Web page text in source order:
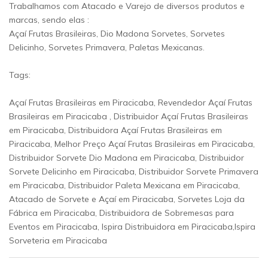
Trabalhamos com Atacado e Varejo de diversos produtos e
marcas, sendo elas :
Açaí Frutas Brasileiras, Dio Madona Sorvetes, Sorvetes
Delicinho, Sorvetes Primavera, Paletas Mexicanas.
Tags:
Açaí Frutas Brasileiras em Piracicaba, Revendedor Açaí Frutas
Brasileiras em Piracicaba , Distribuidor Açaí Frutas Brasileiras
em Piracicaba, Distribuidora Açaí Frutas Brasileiras em
Piracicaba, Melhor Preço Açaí Frutas Brasileiras em Piracicaba,
Distribuidor Sorvete Dio Madona em Piracicaba, Distribuidor
Sorvete Delicinho em Piracicaba, Distribuidor Sorvete Primavera
em Piracicaba, Distribuidor Paleta Mexicana em Piracicaba,
Atacado de Sorvete e Açaí em Piracicaba, Sorvetes Loja da
Fábrica em Piracicaba, Distribuidora de Sobremesas para
Eventos em Piracicaba, Ispira Distribuidora em Piracicaba,Ispira
Sorveteria em Piracicaba